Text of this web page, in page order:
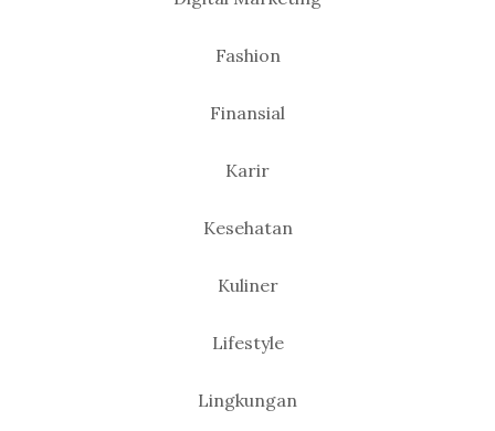
Fashion
Finansial
Karir
Kesehatan
Kuliner
Lifestyle
Lingkungan